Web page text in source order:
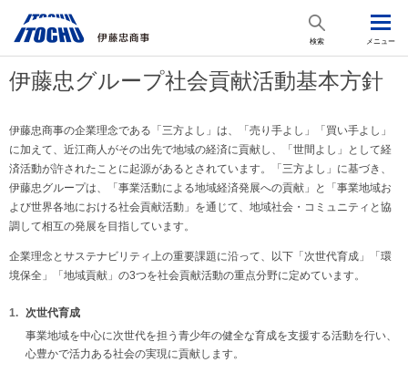
検索 メニュー
伊藤忠グループ社会貢献活動基本方針
伊藤忠商事の企業理念である「三方よし」は、「売り手よし」「買い手よし」
に加えて、近江商人がその出先で地域の経済に貢献し、「世間よし」として経
済活動が許されたことに起源があるとされています。「三方よし」に基づき、
伊藤忠グループは、「事業活動による地域経済発展への貢献」と「事業地域お
よび世界各地における社会貢献活動」を通じて、地域社会・コミュニティと協
調して相互の発展を目指しています。
企業理念とサステナビリティ上の重要課題に沿って、以下「次世代育成」「環
境保全」「地域貢献」の3つを社会貢献活動の重点分野に定めています。
次世代育成
事業地域を中心に次世代を担う青少年の健全な育成を支援する活動を行い、
心豊かで活力ある社会の実現に貢献します。